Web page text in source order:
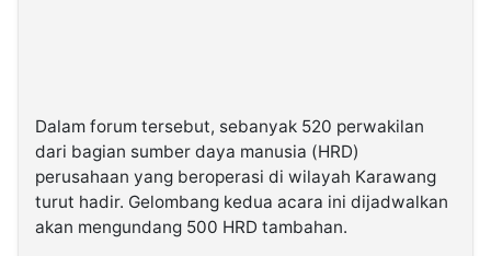
Dalam forum tersebut, sebanyak 520 perwakilan
dari bagian sumber daya manusia (HRD)
perusahaan yang beroperasi di wilayah Karawang
turut hadir. Gelombang kedua acara ini dijadwalkan
akan mengundang 500 HRD tambahan.